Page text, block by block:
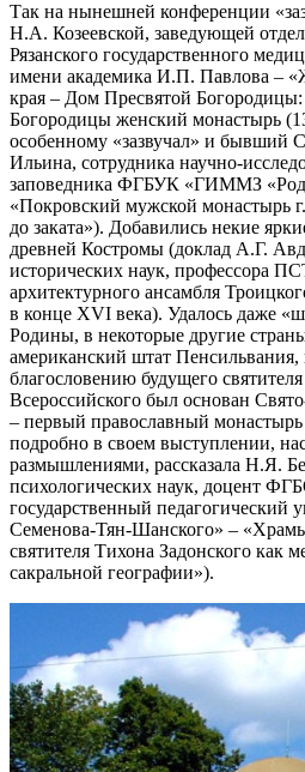
Так на нынешней конференции
Н.А. Козеевской, заведующей
Рязанского государственного
имени академика И.П. Павлова –
края – Дом Пресвятой
Богородицы женский монастырь
особенному «зазвучал» и бывший
Ильина, сотрудника научно-
заповедника ФГБУК «ГИММЗ
«Покровский мужской монастырь г.
до заката»). Добавились некие
древней Костромы (доклад А.Г.
исторических наук, профессора
архитектурного ансамбля
в конце XVI века). Удалось даже
Родины, в некоторые другие
американский штат Пенсильвания,
благословению будущего
Всероссийского был основан
– первый православный
подробно в своем выступлении,
размышлениями, рассказала Н.Я.
психологических наук, доцент
государственный педагогический
Семенова-Тян-Шанского» –
святителя Тихона Задонского как
сакральной географии»).